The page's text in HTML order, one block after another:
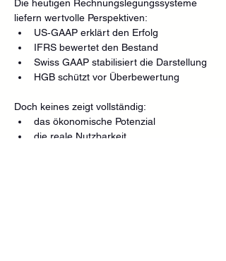
Die heutigen Rechnungslegungssysteme
liefern wertvolle Perspektiven:
US‑GAAP erklärt den Erfolg
IFRS bewertet den Bestand
Swiss GAAP stabilisiert die Darstellung
HGB schützt vor Überbewertung
Doch keines zeigt vollständig:
das ökonomische Potenzial
die reale Nutzbarkeit